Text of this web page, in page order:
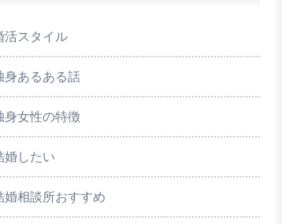
活スタイル
身あるある話
身女性の特徴
婚したい
婚相談所おすすめ